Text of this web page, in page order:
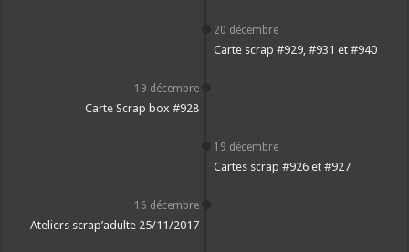
20 décembre
Carte scrap #929, #931 et #940
19 décembre
Carte Scrap box #928
19 décembre
Cartes scrap #926 et #927
16 décembre
Ateliers scrap’adulte 25/11/2017